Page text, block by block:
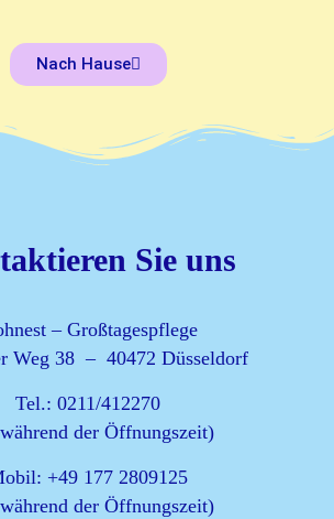
Nach Hause
Sie uns
– Großtagespflege
Weg 38 – 40472 Düsseldorf
Tel.: 0211/412270
der Öffnungszeit)
+49 177 2809125
der Öffnungszeit)